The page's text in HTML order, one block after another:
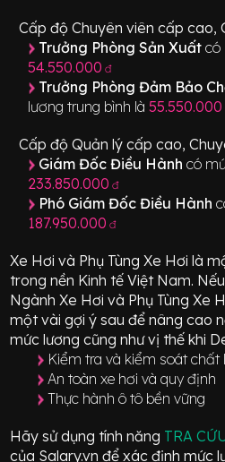
Cấp độ Chuyên viên cấp cao,
Trưởng Phòng Sản Xuấtcó
54.550.000 đ
Trưởng Phòng Đảm Bảo
lương trung bình là55.550.000
Cấp độ Quản lý cấp cao,
Giám Đốc Điều Hànhcó
233.850.000 đ
Phó Giám Đốc Điều Hành
187.950.000 đ
Xe Hơi và Phụ Tùng Xe Hơi là
trong nền Kinh tế Việt Nam.
NgànhXe Hơi và Phụ Tùng Xe
một vài gợi ý sau để nâng cao
mức lương cũng như vị thế khi
Kiểm tra và kiểm soát chất
An toàn xe hơi và quy định
Thực hành ô tô bền vững
Hãy sử dụng tính năng TRA
của Salary.vn để xác định mức